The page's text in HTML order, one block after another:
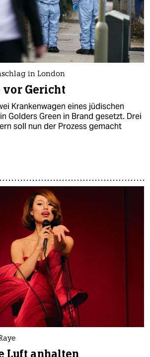
in London
vor Gericht
Krankenwagen eines jüdischen
Golders Green in Brand gesetzt. Drei
soll nun der Prozess gemacht